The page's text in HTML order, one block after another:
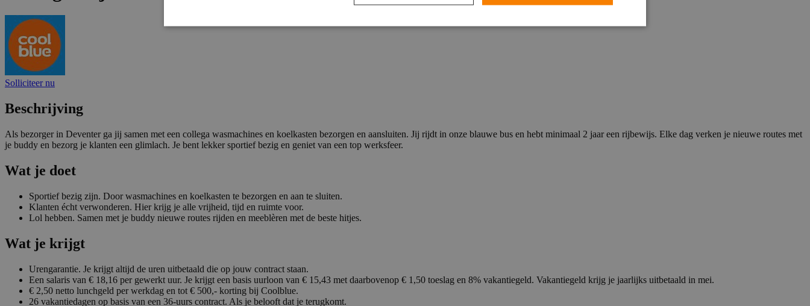
Solliciteer nu
Beschrijving
Als bezorger in Deventer ga jij samen met een collega wasmachines en koelkasten bezorgen en aansluiten. Jij rijdt in onze blauwe bus en hebt minimaal 2 jaar een rijbewijs. Elke dag verken je nieuwe routes met
je buddy en bezorg je klanten een glimlach. Je bent lekker sportief bezig en geniet van een top werksfeer.
Wat je doet
Sportief bezig zijn. Door wasmachines en koelkasten te bezorgen en aan te sluiten.
Klanten écht verwonderen. Hier krijg je alle vrijheid, tijd en ruimte voor.
Lol hebben. Samen met je buddy nieuwe routes rijden en meeblèren met de beste hitjes.
Wat je krijgt
Urengarantie. Je krijgt altijd de uren uitbetaald die op jouw contract staan.
Een salaris van € 18,16 per gewerkt uur. Je krijgt een basis uurloon van € 15,43 met daarbovenop € 1,50 toeslag en 8% vakantiegeld. Vakantiegeld krijg je jaarlijks uitbetaald in mei.
€ 2,50 netto lunchgeld per werkdag en tot € 500,- korting bij Coolblue.
26 vakantiedagen op basis van een 36-uurs contract. Als je belooft dat je terugkomt.